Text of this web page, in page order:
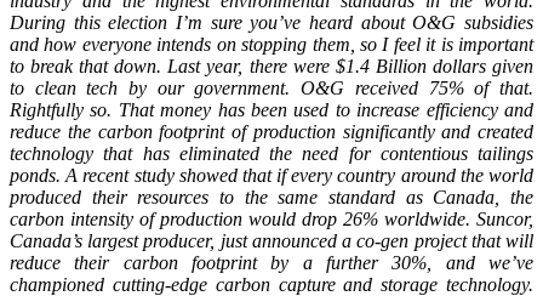
During this election I’m sure you’ve heard about O&G subsidies
and how everyone intends on stopping them, so I feel it is important
to break that down. Last year, there were $1.4 Billion dollars given
to clean tech by our government. O&G received 75% of that.
Rightfully so. That money has been used to increase efficiency and
reduce the carbon footprint of production significantly and created
technology that has eliminated the need for contentious tailings
ponds. A recent study showed that if every country around the world
produced their resources to the same standard as Canada, the
carbon intensity of production would drop 26% worldwide. Suncor,
Canada’s largest producer, just announced a co-gen project that will
reduce their carbon footprint by a further 30%, and we’ve
championed cutting-edge carbon capture and storage technology.